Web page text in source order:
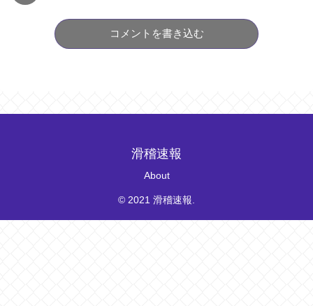
コメントを書き込む
滑稽速報
About
© 2021 滑稽速報.